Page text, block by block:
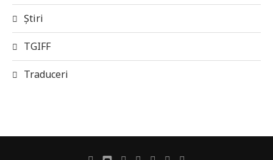
Știri
TGIFF
Traduceri